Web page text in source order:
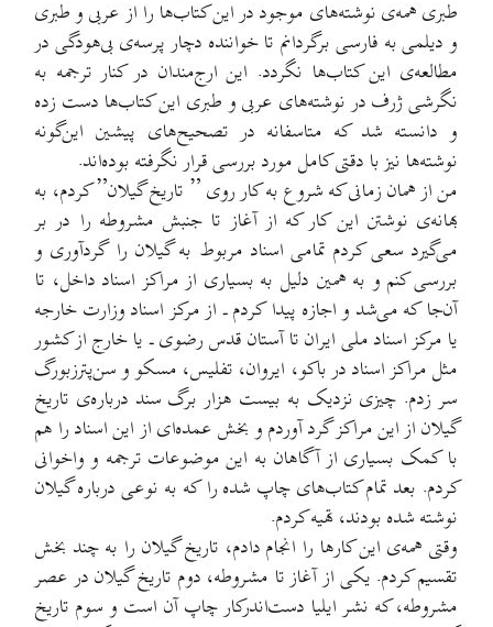
طبری همه‌ی نوشته‌های موجود در این کتاب‌ها را از عربی و طبری
و دیلمی به فارسی برگردانم تا خواننده دچار پرسه‌ی بی‌هودگی در
مطالعه‌ی این کتاب‌ها نگردد. این ارج‌مندان در کنار ترجمه به
نگرشی ژرف در نوشته‌های عربی و طبری این کتاب‌ها دست زده
و دانسته شد که متاسفانه در تصحیح‌های پیشین این‌گونه
نوشته‌ها نیز با دقتی کامل مورد بررسی قرار نگرفته بوده‌اند.
من از همان زمانی که شروع به کار روی ” تاریخ گیلان” کردم، به
بهانه‌ی نوشتن این کار که از آغاز تا جنبش مشروطه را در بر
می‌گیرد سعی کردم تمامی اسناد مربوط به گیلان را گردآوری و
بررسی کنم و به همین دلیل به بسیاری از مراکز اسناد داخل، تا
آن‌جا که می‌شد و اجازه پیدا کردم ـ از مرکز اسناد وزارت خارجه
یا مرکز اسناد ملی ایران تا آستان قدس رضوی ـ یا خارج از کشور
مثل مراکز اسناد در باکو، ایروان، تفلیس، مسکو و سن‌پترزبورگ
سر زدم. چیزی نزدیک به بیست هزار برگ سند درباره‌ی تاریخ
گیلان از این مراکز گرد آوردم و بخش عمده‌ای از این اسناد را هم
با کمک بسیاری از آگاهان به این موضوعات ترجمه و واخوانی
کردم. بعد تمام کتاب‌های چاپ شده را که به نوعی درباره گیلان
نوشته شده بودند، تهیه کردم.
وقتی همه‌ی این کار‌ها را انجام دادم، تاریخ گیلان را به چند بخش
تقسیم کردم. یکی از آغاز تا مشروطه، دوم تاریخ گیلان در عصر
مشروطه، که نشر ایلیا دست‌اندرکار چاپ آن است و سوم تاریخ